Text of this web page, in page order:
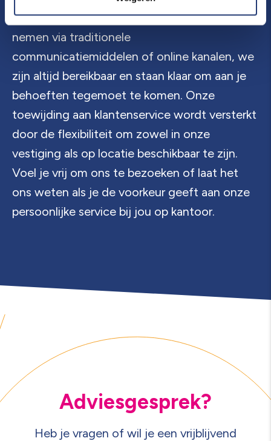
ervoor kiest om contact met ons op te
nemen via traditionele
communicatiemiddelen of online kanalen, we
zijn altijd bereikbaar en staan klaar om aan je
behoeften tegemoet te komen. Onze
toewijding aan klantenservice wordt versterkt
door de flexibiliteit om zowel in onze
vestiging als op locatie beschikbaar te zijn.
Voel je vrij om ons te bezoeken of laat het
ons weten als je de voorkeur geeft aan onze
persoonlijke service bij jou op kantoor.
Adviesgesprek?
Heb je vragen of wil je een vrijblijvend